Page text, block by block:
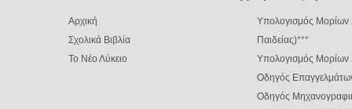
Αρχική
Σχολικά Βιβλία
Το Νέο Λύκειο
Υπολογισμός Μορίων
Παιδείας)***
Υπολογισμός
Οδηγός
Οδηγός